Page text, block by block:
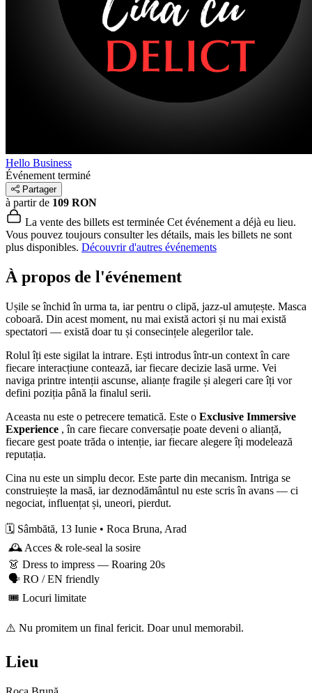
Hello Business
Événement terminé
Partager
à partir de 109 RON
La vente des billets est terminée Cet événement a déjà eu lieu.
Vous pouvez toujours consulter les détails, mais les billets ne sont
plus disponibles. Découvrir d'autres événements
À propos de l'événement
Ușile se închid în urma ta, iar pentru o clipă, jazz-ul amuțește. Masca
coboară. Din acest moment, nu mai există actori și nu mai există
spectatori — există doar tu și consecințele alegerilor tale.
Rolul îți este sigilat la intrare. Ești introdus într-un context în care
fiecare interacțiune contează, iar fiecare decizie lasă urme. Vei
naviga printre intenții ascunse, alianțe fragile și alegeri care îți vor
defini poziția până la finalul serii.
Aceasta nu este o petrecere tematică. Este o Exclusive Immersive
Experience , în care fiecare conversație poate deveni o alianță,
fiecare gest poate trăda o intenție, iar fiecare alegere îți modelează
reputația.
Cina nu este un simplu decor. Este parte din mecanism. Intriga se
construiește la masă, iar deznodământul nu este scris în avans — ci
negociat, influențat și, uneori, pierdut.
🗓️ Sâmbătă, 13 Iunie • Roca Bruna, Arad
🕰️ Acces & role-seal la sosire
👗 Dress to impress — Roaring 20s
🗣️ RO / EN friendly
🎟️ Locuri limitate
⚠️ Nu promitem un final fericit. Doar unul memorabil.
Lieu